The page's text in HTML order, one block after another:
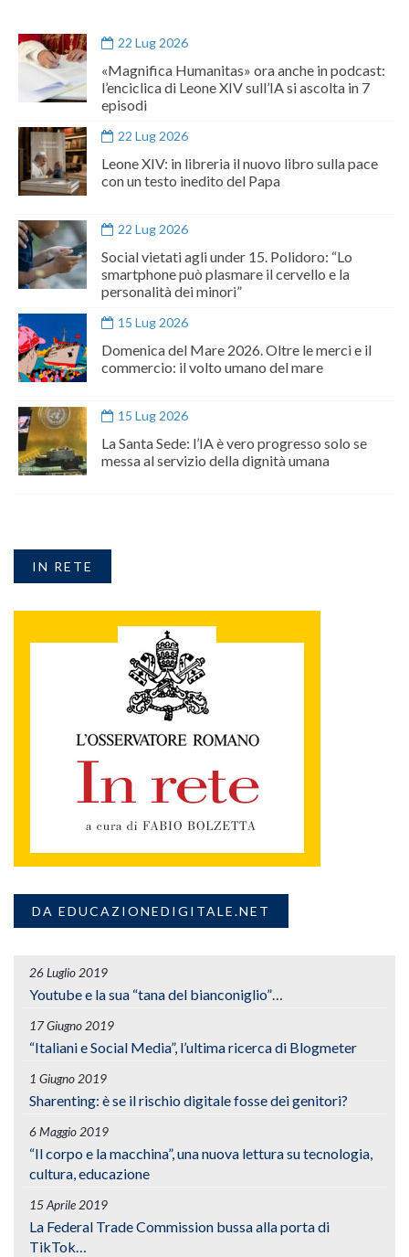
22 Lug 2026
«Magnifica Humanitas» ora anche in podcast:
l’enciclica di Leone XIV sull’IA si ascolta in 7
episodi
22 Lug 2026
Leone XIV: in libreria il nuovo libro sulla pace
con un testo inedito del Papa
22 Lug 2026
Social vietati agli under 15. Polidoro: “Lo
smartphone può plasmare il cervello e la
personalità dei minori”
15 Lug 2026
Domenica del Mare 2026. Oltre le merci e il
commercio: il volto umano del mare
15 Lug 2026
La Santa Sede: l’IA è vero progresso solo se
messa al servizio della dignità umana
IN RETE
DA EDUCAZIONEDIGITALE.NET
26 Luglio 2019
Youtube e la sua “tana del bianconiglio”…
17 Giugno 2019
“Italiani e Social Media”, l’ultima ricerca di Blogmeter
1 Giugno 2019
Sharenting: è se il rischio digitale fosse dei genitori?
6 Maggio 2019
“Il corpo e la macchina”, una nuova lettura su tecnologia,
cultura, educazione
15 Aprile 2019
La Federal Trade Commission bussa alla porta di
TikTok…